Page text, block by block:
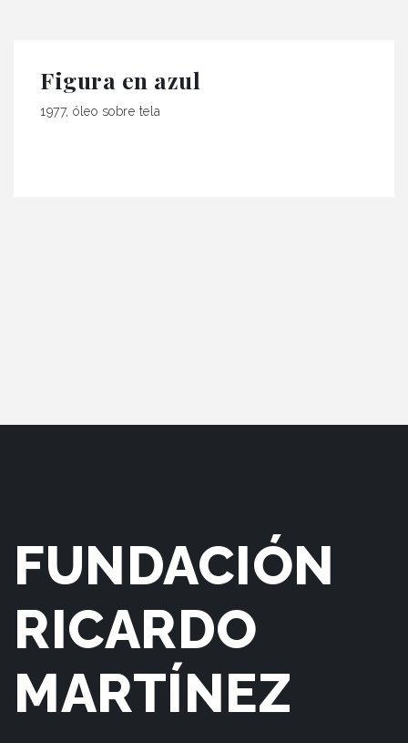
Figura en azul
1977, óleo sobre tela
FUNDACIÓN
RICARDO
MARTÍNEZ